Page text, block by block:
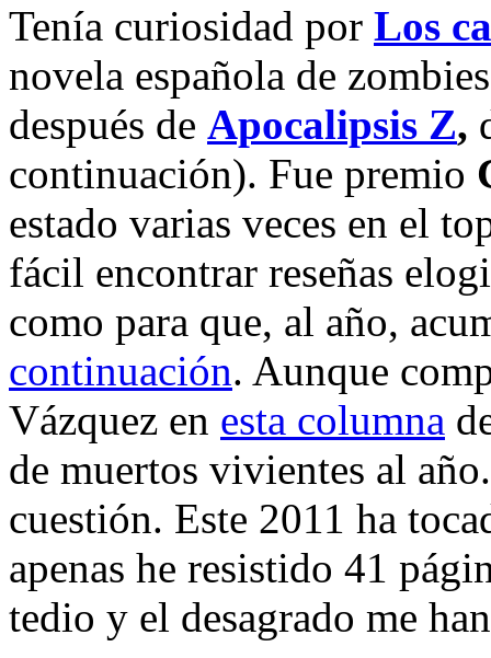
Tenía curiosidad por Los
novela española de
después de Apocalipsis Z,
continuación). Fue premio
estado varias veces en el
fácil encontrar reseñas
como para que, al año,
continuación. Aunque
Vázquez en esta columna
de muertos vivientes al
cuestión. Este 2011 ha
apenas he resistido 41
tedio y el desagrado me